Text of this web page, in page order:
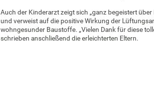
Auch der Kinderarzt zeigt sich „ganz begeistert
und verweist auf die positive Wirkung der
wohngesunder Baustoffe. „Vielen Dank für diese
schrieben anschließend die erleichterten Eltern.